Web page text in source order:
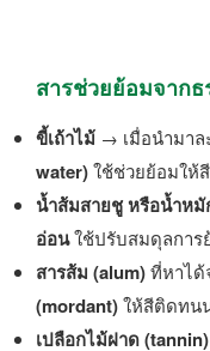
สารช่วยย้อมจาก
ขี้เถ้าไม้ → เมื่อนำมาล
water)ใช้ช่วยย้อมให้
น้ำส้มสายชู หรือน้ำหมั
อ่อนใช้ปรับสมดุลการ
สารส้ม (alum)ที่หาได้
(mordant)ให้สีติดทน
เปลือกไม้ฝาด (tannin)